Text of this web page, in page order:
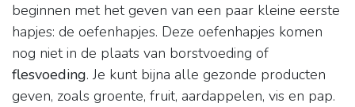
beginnen met het geven van een paar kleine eerste
hapjes: de oefenhapjes. Deze oefenhapjes komen
nog niet in de plaats van borstvoeding of
flesvoeding. Je kunt bijna alle gezonde producten
geven, zoals groente, fruit, aardappelen, vis en pap.